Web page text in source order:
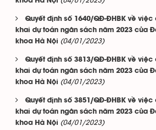
Quyết định số 1640/QĐ-ĐHBK về
khai dự toán ngân sách năm 2023 của
khoa Hà Nội (04/01/2023)
Quyết định số 3813/QĐ-ĐHBK về
khai dự toán ngân sách năm 2023 của
khoa Hà Nội (04/01/2023)
Quyết định số 3851/QĐ-ĐHBK về
khai dự toán ngân sách năm 2023 của
khoa Hà Nội (04/01/2023)